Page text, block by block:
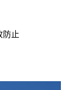
止